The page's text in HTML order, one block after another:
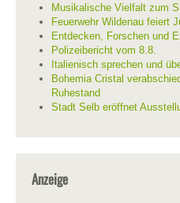
Musikalische Vielfalt zum
Feuerwehr Wildenau feiert
Entdecken, Forschen und
Polizeibericht vom 8.8.
Italienisch sprechen und
Bohemia Cristal
Ruhestand
Stadt Selb eröffnet
Anzeige